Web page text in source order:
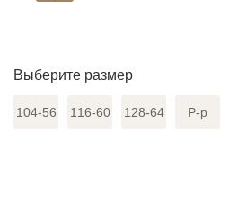
Выберите размер
104-56 116-60 128-64 Р-р